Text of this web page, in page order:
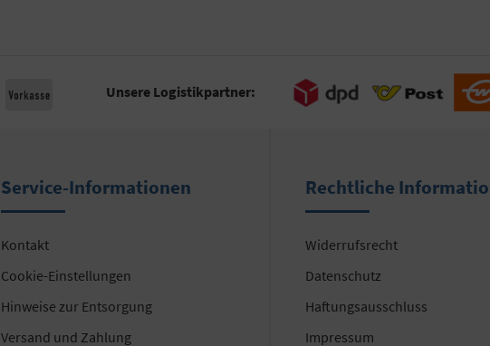
Unsere Logistikpartner:
Service-Informationen
Kontakt
Cookie-Einstellungen
Hinweise zur Entsorgung
Versand und Zahlung
Rechtliche
Widerrufsrecht
Datenschutz
Haftungsausschluss
Impressum